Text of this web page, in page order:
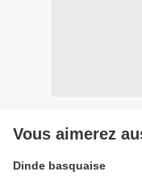
Vous aimerez
Dinde basquaise